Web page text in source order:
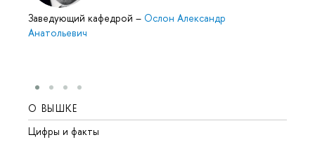
Заведующий кафедрой – Ослон Александр
Анатольевич
О ВЫШКЕ
Цифры и факты